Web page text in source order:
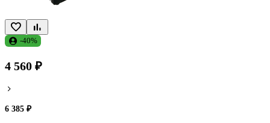
-40%
4 560 ₽
6 385 ₽